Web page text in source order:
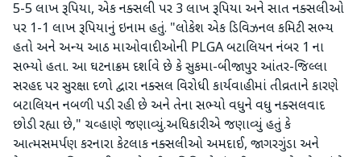
5-5 લાખ રૂપિયા, એક નક્સલી પર 3 લાખ રૂપિયા અને સાત નક્સલીઓ
પર 1-1 લાખ રૂપિયાનું ઇનામ હતું. "લોકેશ એક ડિવિઝનલ કમિટી સભ્ય
હતો અને અન્ય આઠ માઓવાદીઓની PLGA બટાલિયન નંબર 1 ના
સભ્યો હતા. આ ઘટનાક્રમ દર્શાવે છે કે સુકમા-બીજાપુર આંતર-જિલ્લા
સરહદ પર સુરક્ષા દળો દ્વારા નક્સલ વિરોધી કાર્યવાહીમાં તીવ્રતાને કારણે
બટાલિયન નબળી પડી રહી છે અને તેના સભ્યો વધુને વધુ નક્સલવાદ
છોડી રહ્યા છે," ચવ્હાણે જણાવ્યું.અધિકારીએ જણાવ્યું હતું કે
આત્મસમર્પણ કરનારા કેટલાક નક્સલીઓ અમદાઈ, જાગરગુંડા અને